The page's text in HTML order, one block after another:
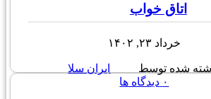
اتاق خواب
خرداد ۲۳, ۱۴۰۲
شده توسط
ایران سلا
۰ دیدگاه ها